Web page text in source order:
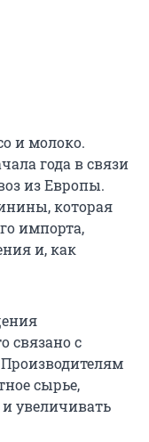
и молоко.
года в связи
из Европы.
которая
импорта,
и, как
связано с
сырье,
увеличивать